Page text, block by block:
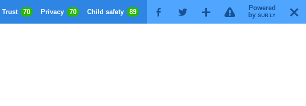
X
Powered
by SUR.LY
!
G
T
F
Trust 70 Privacy 70 Child safety 89